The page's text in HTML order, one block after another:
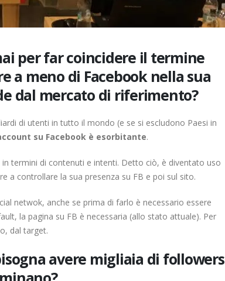
per far coincidere il termine
a meno di Facebook nella sua
dal mercato di riferimento?
di utenti in tutto il mondo (e se si escludono Paesi in
su Facebook è esorbitante.
in termini di contenuti e intenti. Detto ciò, è diventato uso
a controllare la sua presenza su FB e poi sul sito.
netwok, anche se prima di farlo è necessario essere
la pagina su FB è necessaria (allo stato attuale). Per
dal target.
avere migliaia di followers